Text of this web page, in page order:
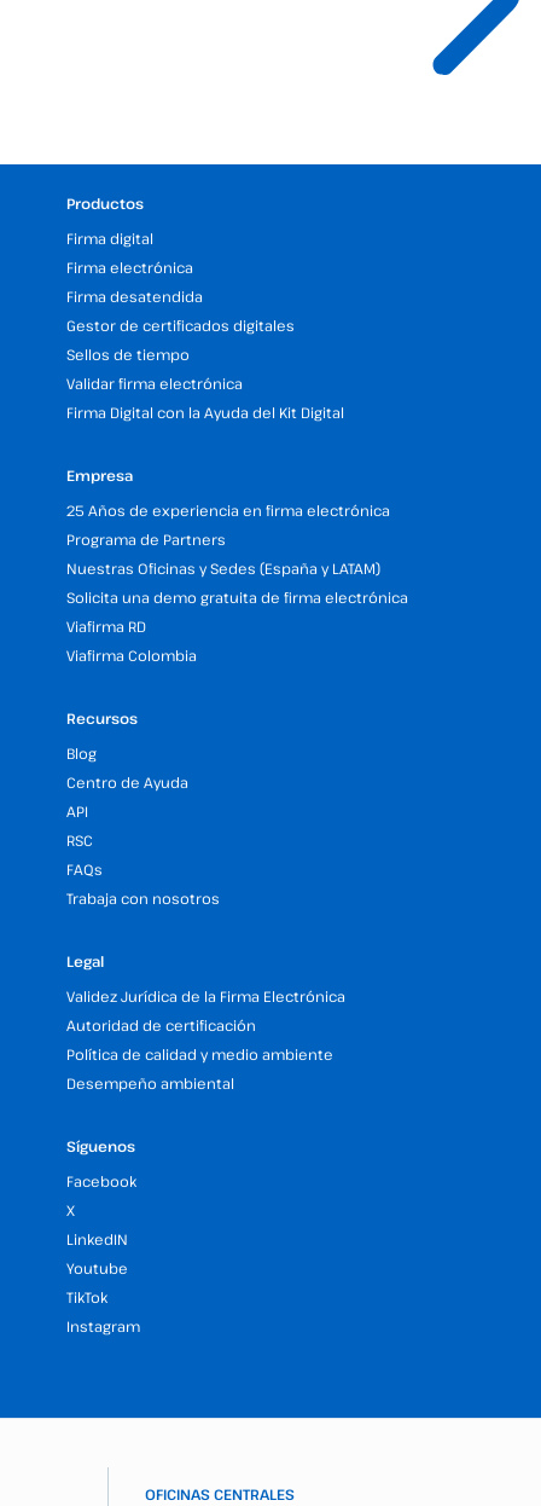
Productos
Firma digital
Firma electrónica
Firma desatendida
Gestor de certificados digitales
Sellos de tiempo
Validar firma electrónica
Firma Digital con la Ayuda del Kit Digital
Empresa
25 Años de experiencia en firma electrónica
Programa de Partners
Nuestras Oficinas y Sedes (España y LATAM)
Solicita una demo gratuita de firma electrónica
Viafirma RD
Viafirma Colombia
Recursos
Blog
Centro de Ayuda
API
RSC
FAQs
Trabaja con nosotros
Legal
Validez Jurídica de la Firma Electrónica
Autoridad de certificación
Política de calidad y medio ambiente
Desempeño ambiental
Síguenos
Facebook
X
LinkedIN
Youtube
TikTok
Instagram
OFICINAS CENTRALES